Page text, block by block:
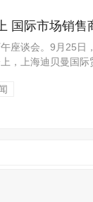
国际市场销
午座谈会。9月25
，上海迪贝曼国际